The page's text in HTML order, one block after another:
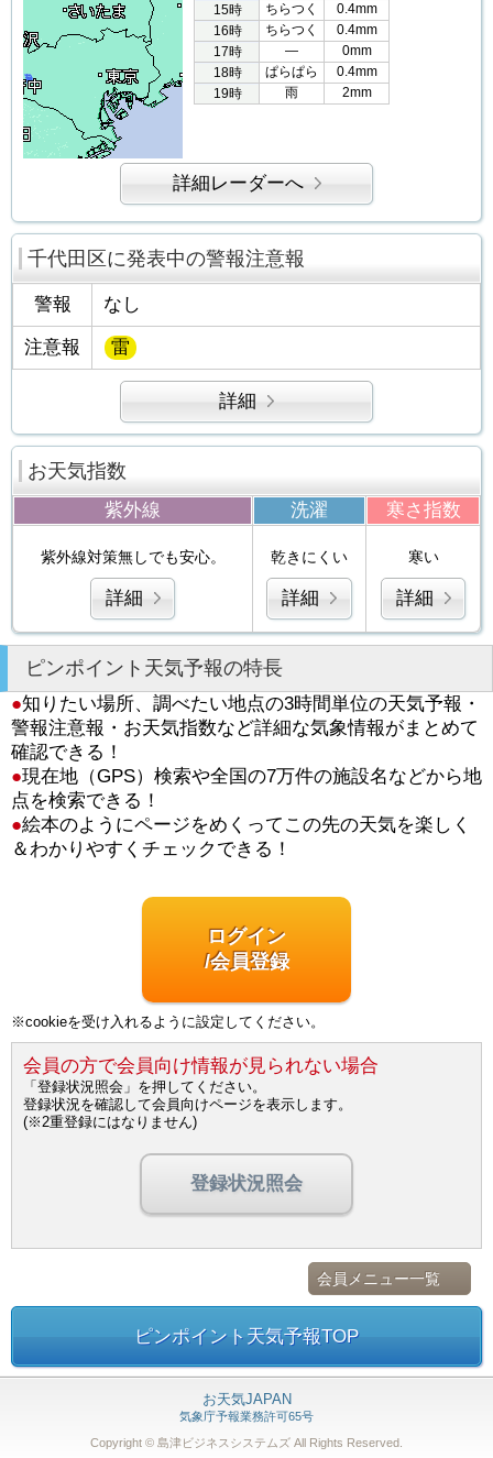
15時 ちらつく
0.4mm
16時
ちらつく
0.4mm
17時
―
0mm
18時
ぱらぱら
0.4mm
19時
雨 2mm
詳細レーダーへ
千代田区に発表中の警報注意報
警報 なし
注意報 雷
詳細
お天気指数
紫外線 洗濯 寒さ指数
紫外線対策無しでも安心。
詳細
乾きにくい
詳細
寒い
詳細
ピンポイント天気予報の特長
●知りたい場所、調べたい地点の3時間単位の天気予報・
警報注意報・お天気指数など詳細な気象情報がまとめて
確認できる！
●現在地（GPS）検索や全国の7万件の施設名などから地
点を検索できる！
●絵本のようにページをめくってこの先の天気を楽しく
＆わかりやすくチェックできる！
ログイン
/会員登録
※cookieを受け入れるように設定してください。
会員の方で会員向け情報が見られない場合
「登録状況照会」を押してください。
登録状況を確認して会員向けページを表示します。
(※2重登録にはなりません)
登録状況照会
会員メニュー一覧
ピンポイント天気予報TOP
お天気JAPAN
気象庁予報業務許可65号
Copyright © 島津ビジネスシステムズ All Rights Reserved.